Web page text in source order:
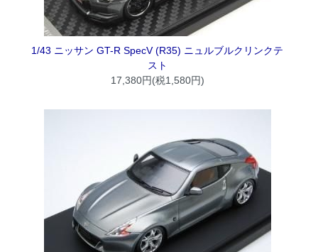
1/43 ニッサン GT-R SpecV (R35) ニュルブルクリンクテ
スト
17,380円(税1,580円)